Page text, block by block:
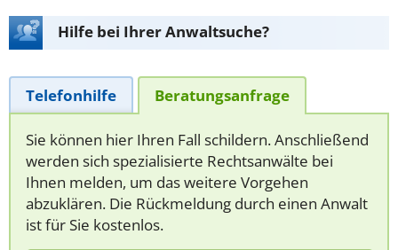
Hilfe bei Ihrer Anwaltsuche?
Telefonhilfe Beratungsanfrage
Sie können hier Ihren Fall schildern. Anschließend
werden sich spezialisierte Rechtsanwälte bei
Ihnen melden, um das weitere Vorgehen
abzuklären. Die Rückmeldung durch einen Anwalt
ist für Sie kostenlos.